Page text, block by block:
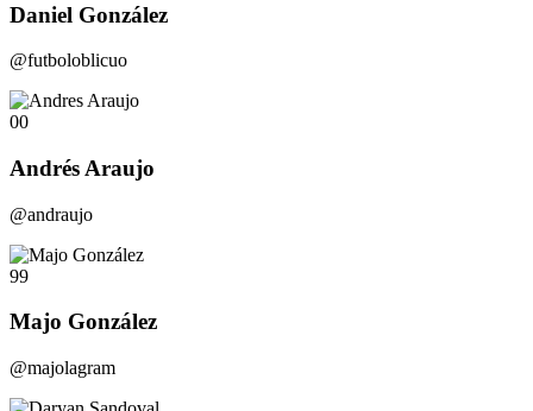
Daniel González
@futboloblicuo
00
Andrés Araujo
@andraujo
99
Majo González
@majolagram